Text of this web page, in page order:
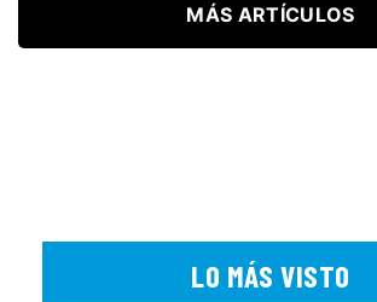
MÁS ARTÍCULOS
LO MÁS VISTO